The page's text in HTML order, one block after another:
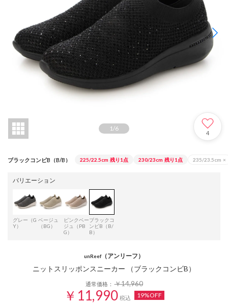
1/6
4
ブラックコンビB（B/B） 225/22.5cm 残り1点 230/23cm 残り1点 235/23.5cm ×
バリエーション
グレー（G
Y）
ベージュ
（BG）
ピンクベー
ジュ（PB
G）
ブラックコ
ンビB（B/
B）
unReef（アンリーフ）
ニットスリッポンスニーカー （ブラックコンビB）
通常価格：￥14,960
￥11,990 税込 19%OFF